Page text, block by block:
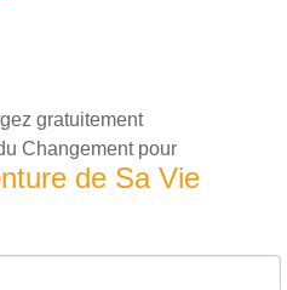
gratuitement
Changement pour
de Sa Vie